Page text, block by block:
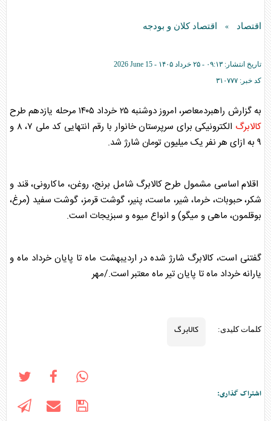
اقتصاد » اقتصاد کلان و بودجه
تاریخ انتشار: ۰۹:۱۳ - ۲۵ خرداد ۱۴۰۵ -
2026 June 15
کد خبر: ۳۱۰۷۷۷
به گزارش راهبردمعاصر، امروز دوشنبه ۲۵ خرداد ۱۴۰۵ مرحله یازدهم طرح
کالابرگ
الکترونیکی برای سرپرستان خانوار با رقم انتهایی کد ملی ۷، ۸ و
۹ به ازای هر نفر یک میلیون تومان شارژ شد.
اقلام اساسی مشمول طرحکالابرگ شامل برنج، روغن، ماکارونی، قند و
شکر، حبوبات، خرما، شیر، ماست، پنیر، گوشت قرمز، گوشت سفید (مرغ،
بوقلمون، ماهی و میگو) و انواع میوه و سبزیجات است.
گفتنی است،کالابرگ شارژ شده در اردیبهشت ماه تا پایان خرداد ماه و
یارانه خرداد ماه تا پایان تیر ماه معتبر است./مهر
کلمات کلیدی: کالابرگ
اشتراک گذاری: